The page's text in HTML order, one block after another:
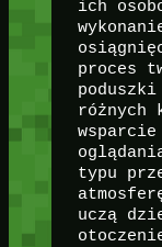
ich
proces
poduszki
różnych
typu
uczą